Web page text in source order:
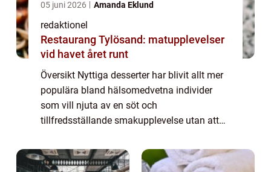
05 juni 2026 Amanda Eklund
redaktionel
Restaurang Tylösand: matupplevelser
vid havet året runt
Översikt Nyttiga desserter har blivit allt mer
populära bland hälsomedvetna individer
som vill njuta av en söt och
tillfredsställande smakupplevelse utan att
Denna artikel kommer att ge en grundlig
översikt ö...